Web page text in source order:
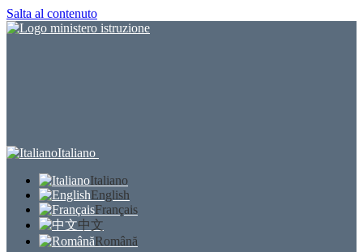
Salta al contenuto
Italiano
Italiano
English
Français
中文
Română